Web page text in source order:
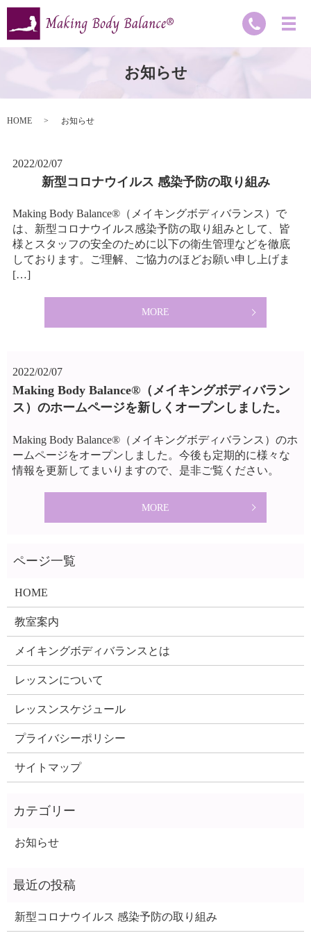
お知らせ
HOME お知らせ
2022/02/07
新型コロナウイルス 感染予防の取り組み
Making Body Balance®（メイキングボディバランス）で
は、新型コロナウイルス感染予防の取り組みとして、皆
様とスタッフの安全のために以下の衛生管理などを徹底
しております。ご理解、ご協力のほどお願い申し上げま
[…]
MORE
2022/02/07
Making Body Balance®（メイキングボディバラン
ス）のホームページを新しくオープンしました。
Making Body Balance®（メイキングボディバランス）のホ
ームページをオープンしました。今後も定期的に様々な
情報を更新してまいりますので、是非ご覧ください。
MORE
HOME
教室案内
メイキングボディバランスとは
レッスンについて
レッスンスケジュール
プライバシーポリシー
サイトマップ
お知らせ
新型コロナウイルス 感染予防の取り組み